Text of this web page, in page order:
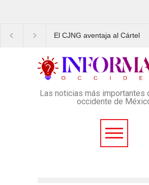
El CJNG aventaja al Cártel
Montenegro
Las noticias más importantes
occidente de